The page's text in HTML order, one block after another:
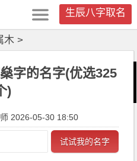
生辰八字取名
木 >
字的名字(优选325
)
2026-05-30 18:50
试试我的名字